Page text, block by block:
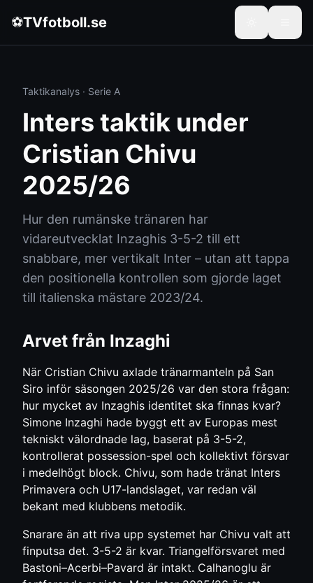
⚽TVfotboll.se
Taktikanalys · Serie A
Inters taktik under
Cristian Chivu
2025/26
Hur den rumänske tränaren har
vidareutvecklat Inzaghis 3-5-2 till ett
snabbare, mer vertikalt Inter – utan att tappa
den positionella kontrollen som gjorde laget
till italienska mästare 2023/24.
Arvet från Inzaghi
När Cristian Chivu axlade tränarmanteln på San
Siro inför säsongen 2025/26 var den stora frågan:
hur mycket av Inzaghis identitet ska finnas kvar?
Simone Inzaghi hade byggt ett av Europas mest
tekniskt välordnade lag, baserat på 3-5-2,
kontrollerat possession-spel och kollektivt försvar
i medelhögt block. Chivu, som hade tränat Inters
Primavera och U17-landslaget, var redan väl
bekant med klubbens metodik.
Snarare än att riva upp systemet har Chivu valt att
finputsa det. 3-5-2 är kvar. Triangelförsvaret med
Bastoni–Acerbi–Pavard är intakt. Calhanoglu är